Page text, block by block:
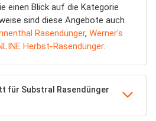
einen Blick auf die Kategorie
sind diese Angebote auch
Rasendünger, Werner's
Herbst-Rasendünger.
für Substral Rasendünger